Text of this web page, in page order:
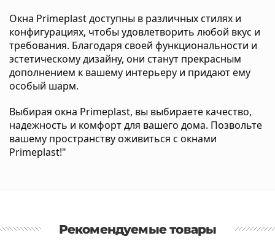
Окна Primeplast доступны в различных стилях и
конфигурациях, чтобы удовлетворить любой вкус и
требования. Благодаря своей функциональности и
эстетическому дизайну, они станут прекрасным
дополнением к вашему интерьеру и придают ему
особый шарм.
Выбирая окна Primeplast, вы выбираете качество,
надежность и комфорт для вашего дома. Позвольте
вашему пространству оживиться с окнами
Primeplast!"
Рекомендуемые товары